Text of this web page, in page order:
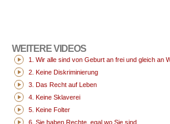
WEITERE VIDEOS
1. Wir alle sind von Geburt an frei und gleich an
2. Keine Diskriminierung
3. Das Recht auf Leben
4. Keine Sklaverei
5. Keine Folter
6. Sie haben Rechte, egal wo Sie sind